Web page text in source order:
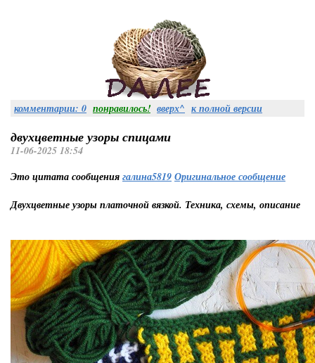
комментарии: 0 понравилось! вверх^ к полной версии
двухцветные узоры спицами
11-06-2025 18:54
Это цитата сообщения галина5819 Оригинальное сообщение
Двухцветные узоры платочной вязкой. Техника, схемы, описание